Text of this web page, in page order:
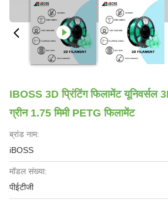
IBOSS 3D प्रिंटिंग फिलामेंट यूनिवर्सल
ग्रीन 1.75 मिमी PETG फिलामेंट
ब्रांड नाम:
iBOSS
मॉडल संख्या:
पीईटीजी